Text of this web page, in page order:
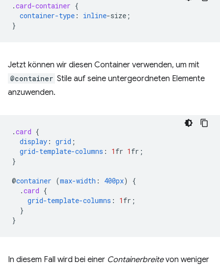
.card-container {
container-type : inline-size ;
}
Jetzt können wir diesen Container verwenden, um mit
@container Stile auf seine untergeordneten Elemente
anzuwenden.
.card {
display : grid ;
grid-template-columns : 1 fr 1 fr ;
}
@container (max-width : 400px)
{
.card {
grid-template-columns : 1 fr ;
}
}
In diesem Fall wird bei einer Containerbreitevon weniger